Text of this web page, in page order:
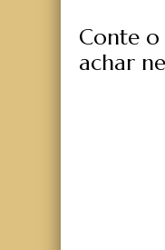
Conte o
achar